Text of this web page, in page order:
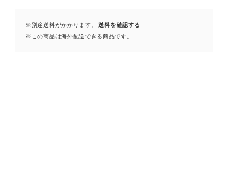
※別途送料がかかります。
送料を確認する
※この商品は海外配送できる商品です。